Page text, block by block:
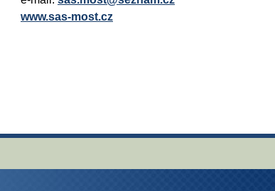
www.sas-most.cz